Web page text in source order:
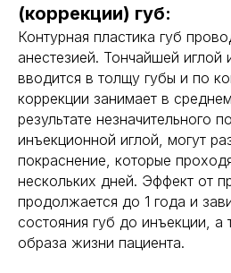
(коррекции) губ:
Контурная пластика губ
анестезией. Тончайшей иглой
вводится в толщу губы и по
коррекции занимает в
результате незначительного
инъекционной иглой, могут
покраснение, которые
нескольких дней. Эффект от
продолжается до 1 года и
состояния губ до инъекции, а
образа жизни пациента.